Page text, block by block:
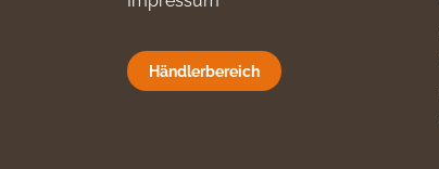
Händlerbereich